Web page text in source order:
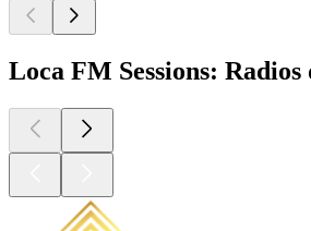
Loca FM Sessions: Radios